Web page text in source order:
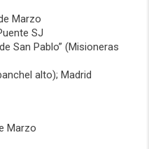
Marzo
SJ
San Pablo” (Misioneras
alto); Madrid
Marzo